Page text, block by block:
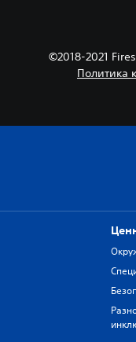
©2018-2021
Политика